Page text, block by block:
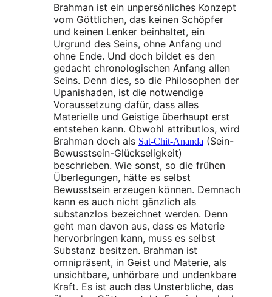
Brahman ist ein unpersönliches Konzept
vom Göttlichen, das keinen Schöpfer
und keinen Lenker beinhaltet, ein
Urgrund des Seins, ohne Anfang und
ohne Ende. Und doch bildet es den
gedacht chronologischen Anfang allen
Seins. Denn dies, so die Philosophen der
Upanishaden, ist die notwendige
Voraussetzung dafür, dass alles
Materielle und Geistige überhaupt erst
entstehen kann. Obwohl attributlos, wird
Brahman doch als Sat-Chit-Ananda (Sein-
Bewusstsein-Glückseligkeit)
beschrieben. Wie sonst, so die frühen
Überlegungen, hätte es selbst
Bewusstsein erzeugen können. Demnach
kann es auch nicht gänzlich als
substanzlos bezeichnet werden. Denn
geht man davon aus, dass es Materie
hervorbringen kann, muss es selbst
Substanz besitzen. Brahman ist
omnipräsent, in Geist und Materie, als
unsichtbare, unhörbare und undenkbare
Kraft. Es ist auch das Unsterbliche, das